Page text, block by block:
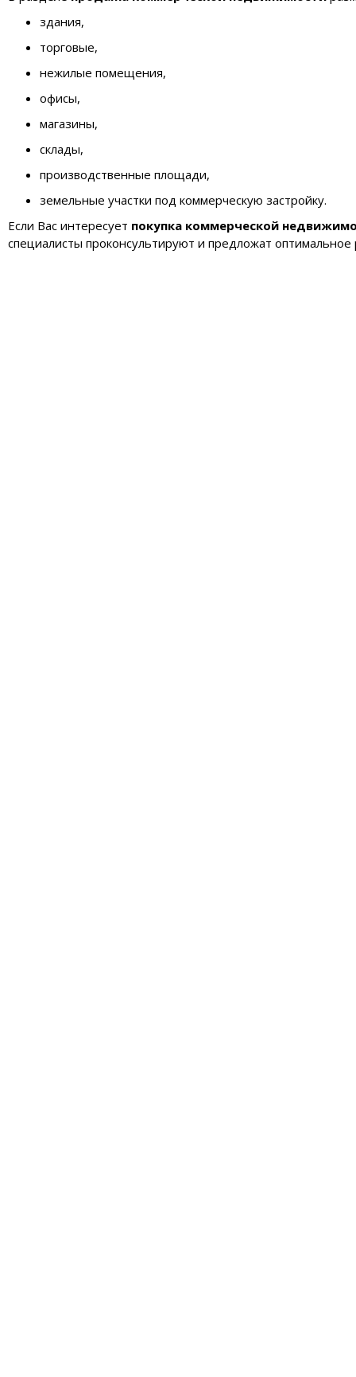
здания,
торговые,
нежилые помещения,
офисы,
магазины,
склады,
производственные площади,
земельные участки под коммерческую застройку.
Если Вас интересует покупка коммерческой
специалисты проконсультируют и предложат